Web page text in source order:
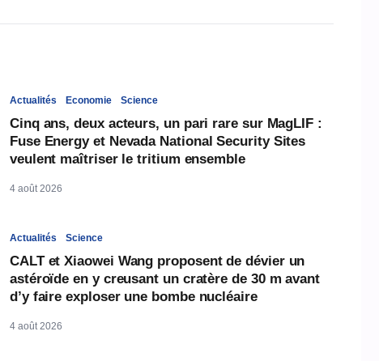
Actualités Economie Science
Cinq ans, deux acteurs, un pari rare sur MagLIF :
Fuse Energy et Nevada National Security Sites
veulent maîtriser le tritium ensemble
4 août 2026
Actualités Science
CALT et Xiaowei Wang proposent de dévier un
astéroïde en y creusant un cratère de 30 m avant
d’y faire exploser une bombe nucléaire
4 août 2026